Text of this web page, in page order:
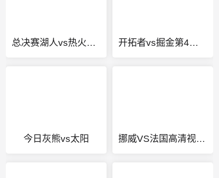
总决赛湖人vs热火第一场录像回放 开拓者vs掘金第4场比赛视频
今日灰熊vs太阳 挪威VS法国高清视频直播